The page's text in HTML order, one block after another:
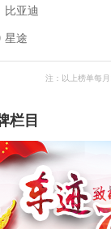
比亚迪
星途
注：以上榜单每
栏目